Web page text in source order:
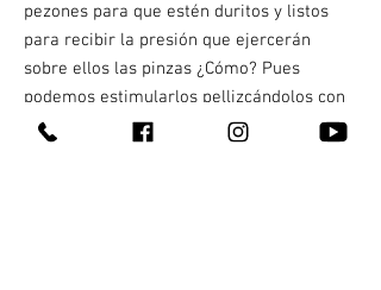
pezones para que estén duritos y listos
para recibir la presión que ejercerán
sobre ellos las pinzas ¿Cómo? Pues
podemos estimularlos pellizcándolos con
nuestros dedos, mordisqueándolos o bien,